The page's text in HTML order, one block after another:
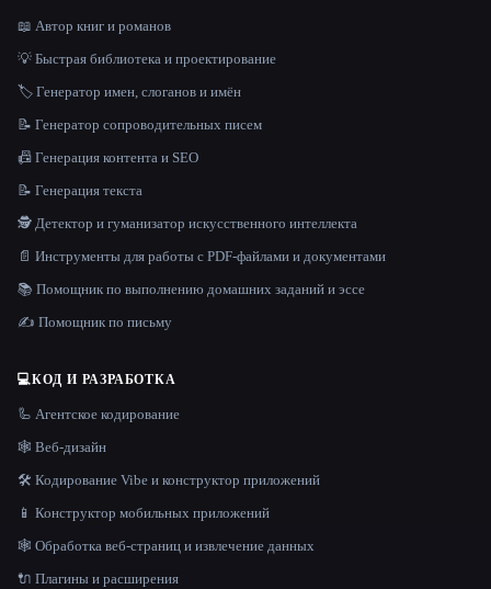
📖 Автор книг и романов
💡 Быстрая библиотека и проектирование
🏷️ Генератор имен, слоганов и имён
📝 Генератор сопроводительных писем
📠 Генерация контента и SEO
📝 Генерация текста
🕵️ Детектор и гуманизатор искусственного интеллекта
📄 Инструменты для работы с PDF-файлами и документами
📚 Помощник по выполнению домашних заданий и эссе
✍️ Помощник по письму
💻КОД И РАЗРАБОТКА
🦾 Агентское кодирование
🕸 Веб-дизайн
🛠️ Кодирование Vibe и конструктор приложений
📱 Конструктор мобильных приложений
🕸️ Обработка веб-страниц и извлечение данных
🔌 Плагины и расширения